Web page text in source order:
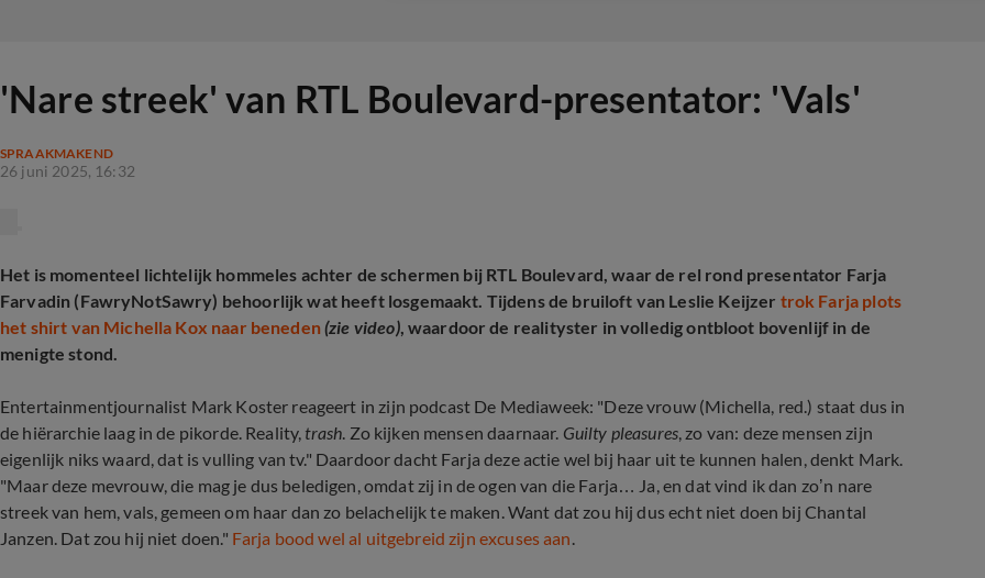
'Nare streek' van RTL Boulevard-presentator: 'Vals'
SPRAAKMAKEND
26 juni 2025, 16:32
Het is momenteel lichtelijk hommeles achter de schermen bij RTL Boulevard, waar de rel rond presentator Farja
Farvadin (FawryNotSawry) behoorlijk wat heeft losgemaakt. Tijdens de bruiloft van Leslie Keijzer trok Farja plots
het shirt van Michella Kox naar beneden(zie video), waardoor de realityster in volledig ontbloot bovenlijf in de
menigte stond.
Entertainmentjournalist Mark Koster reageert in zijn podcast De Mediaweek: "Deze vrouw (Michella, red.) staat dus in
de hiërarchie laag in de pikorde. Reality, trash. Zo kijken mensen daarnaar. Guilty pleasures, zo van: deze mensen zijn
eigenlijk niks waard, dat is vulling van tv." Daardoor dacht Farja deze actie wel bij haar uit te kunnen halen, denkt Mark.
"Maar deze mevrouw, die mag je dus beledigen, omdat zij in de ogen van die Farja… Ja, en dat vind ik dan zo’n nare
streek van hem, vals, gemeen om haar dan zo belachelijk te maken. Want dat zou hij dus echt niet doen bij Chantal
Janzen. Dat zou hij niet doen." Farja bood wel al uitgebreid zijn excuses aan.